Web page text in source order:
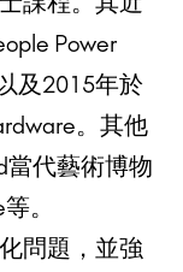
Power
及2015年於
。其他
當代藝術博物
。
問題，並強